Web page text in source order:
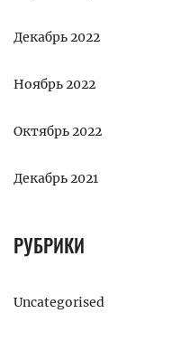
Декабрь 2022
Ноябрь 2022
Октябрь 2022
Декабрь 2021
РУБРИКИ
Uncategorised